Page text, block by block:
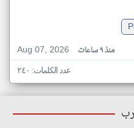
Aug 07, 2026
منذ ٩ ساعات
عدد الكلمات: ٢٤٠